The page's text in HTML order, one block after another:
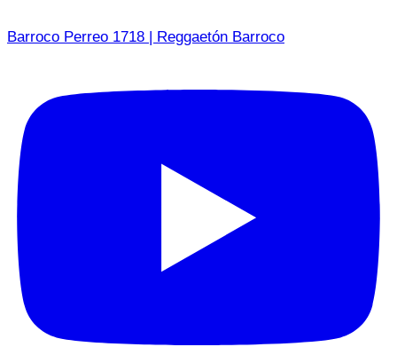
Barroco Perreo 1718 | Reggaetón Barroco